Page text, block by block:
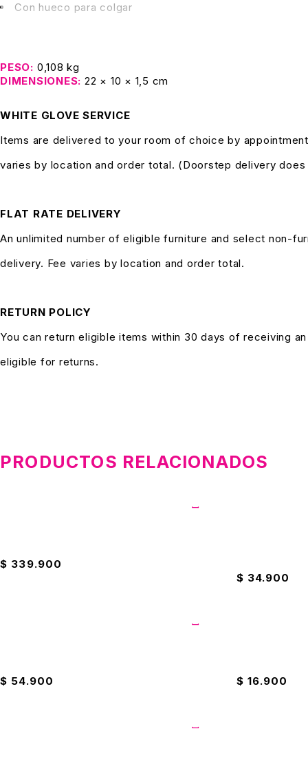
Con hueco para colgar
PESO 0,108 kg
DIMENSIONES 22 × 10 × 1,5 cm
WHITE GLOVE SERVICE
Items are delivered to your room of choice by
varies by location and order total. (Doorstep delivery
FLAT RATE DELIVERY
An unlimited number of eligible furniture and select non-
delivery. Fee varies by location and order total.
RETURN POLICY
You can return eligible items within 30 days of receiving
eligible for returns.
PRODUCTOS RELACIONADOS
$ 339.900
$ 34.900
$ 54.900
$ 16.900